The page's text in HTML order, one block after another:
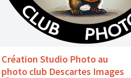
Création Studio Photo au
photo club Descartes Images